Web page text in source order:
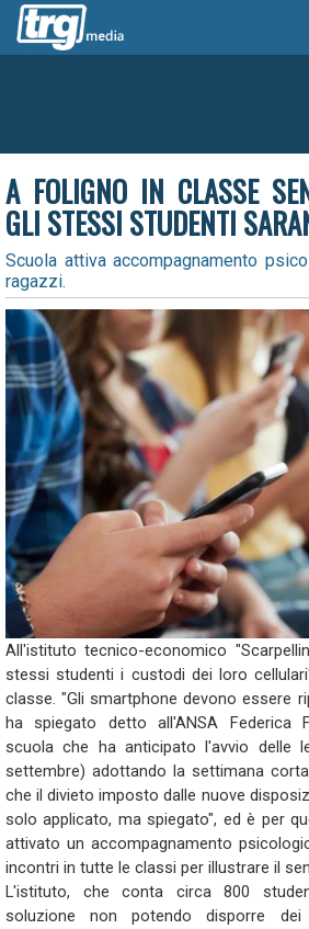
A FOLIGNO IN CLASSE
GLI STESSI STUDENTI
Scuola attiva accompagnamento
ragazzi.
All'istituto tecnico-economico
stessi studenti i custodi dei loro
classe. "Gli smartphone devono essere
ha spiegato detto all'ANSA Federica
scuola che ha anticipato l'avvio delle
settembre) adottando la settimana
che il divieto imposto dalle nuove
solo applicato, ma spiegato", ed è per
attivato un accompagnamento
incontri in tutte le classi per illustrare il
L'istituto, che conta circa 800
soluzione non potendo disporre